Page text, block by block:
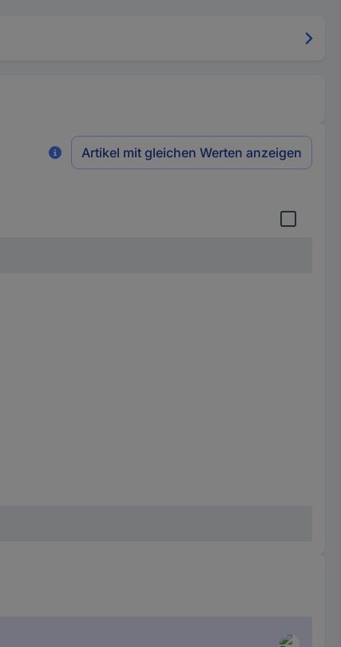
Artikel mit gleichen Werten anzeigen